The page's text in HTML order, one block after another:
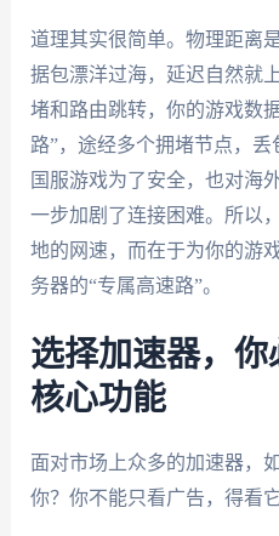
道理其实很简单。物理距离
据包漂洋过海，延迟自然就
堵和路由跳转，你的游戏数
路”，途经多个拥堵节点，
国服游戏为了安全，也对海
一步加剧了连接困难。所以
地的网速，而在于为你的游
务器的“专属高速路”。
选择加速器，
核心功能
面对市场上众多的加速器，
你？你不能只看广告，得看它